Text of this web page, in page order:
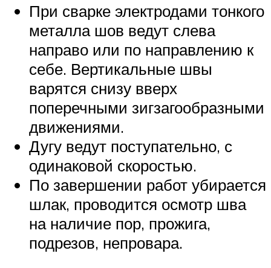
При сварке электродами тонкого
металла шов ведут слева
направо или по направлению к
себе. Вертикальные швы
варятся снизу вверх
поперечными зигзагообразными
движениями.
Дугу ведут поступательно, с
одинаковой скоростью.
По завершении работ убирается
шлак, проводится осмотр шва
на наличие пор, прожига,
подрезов, непровара.